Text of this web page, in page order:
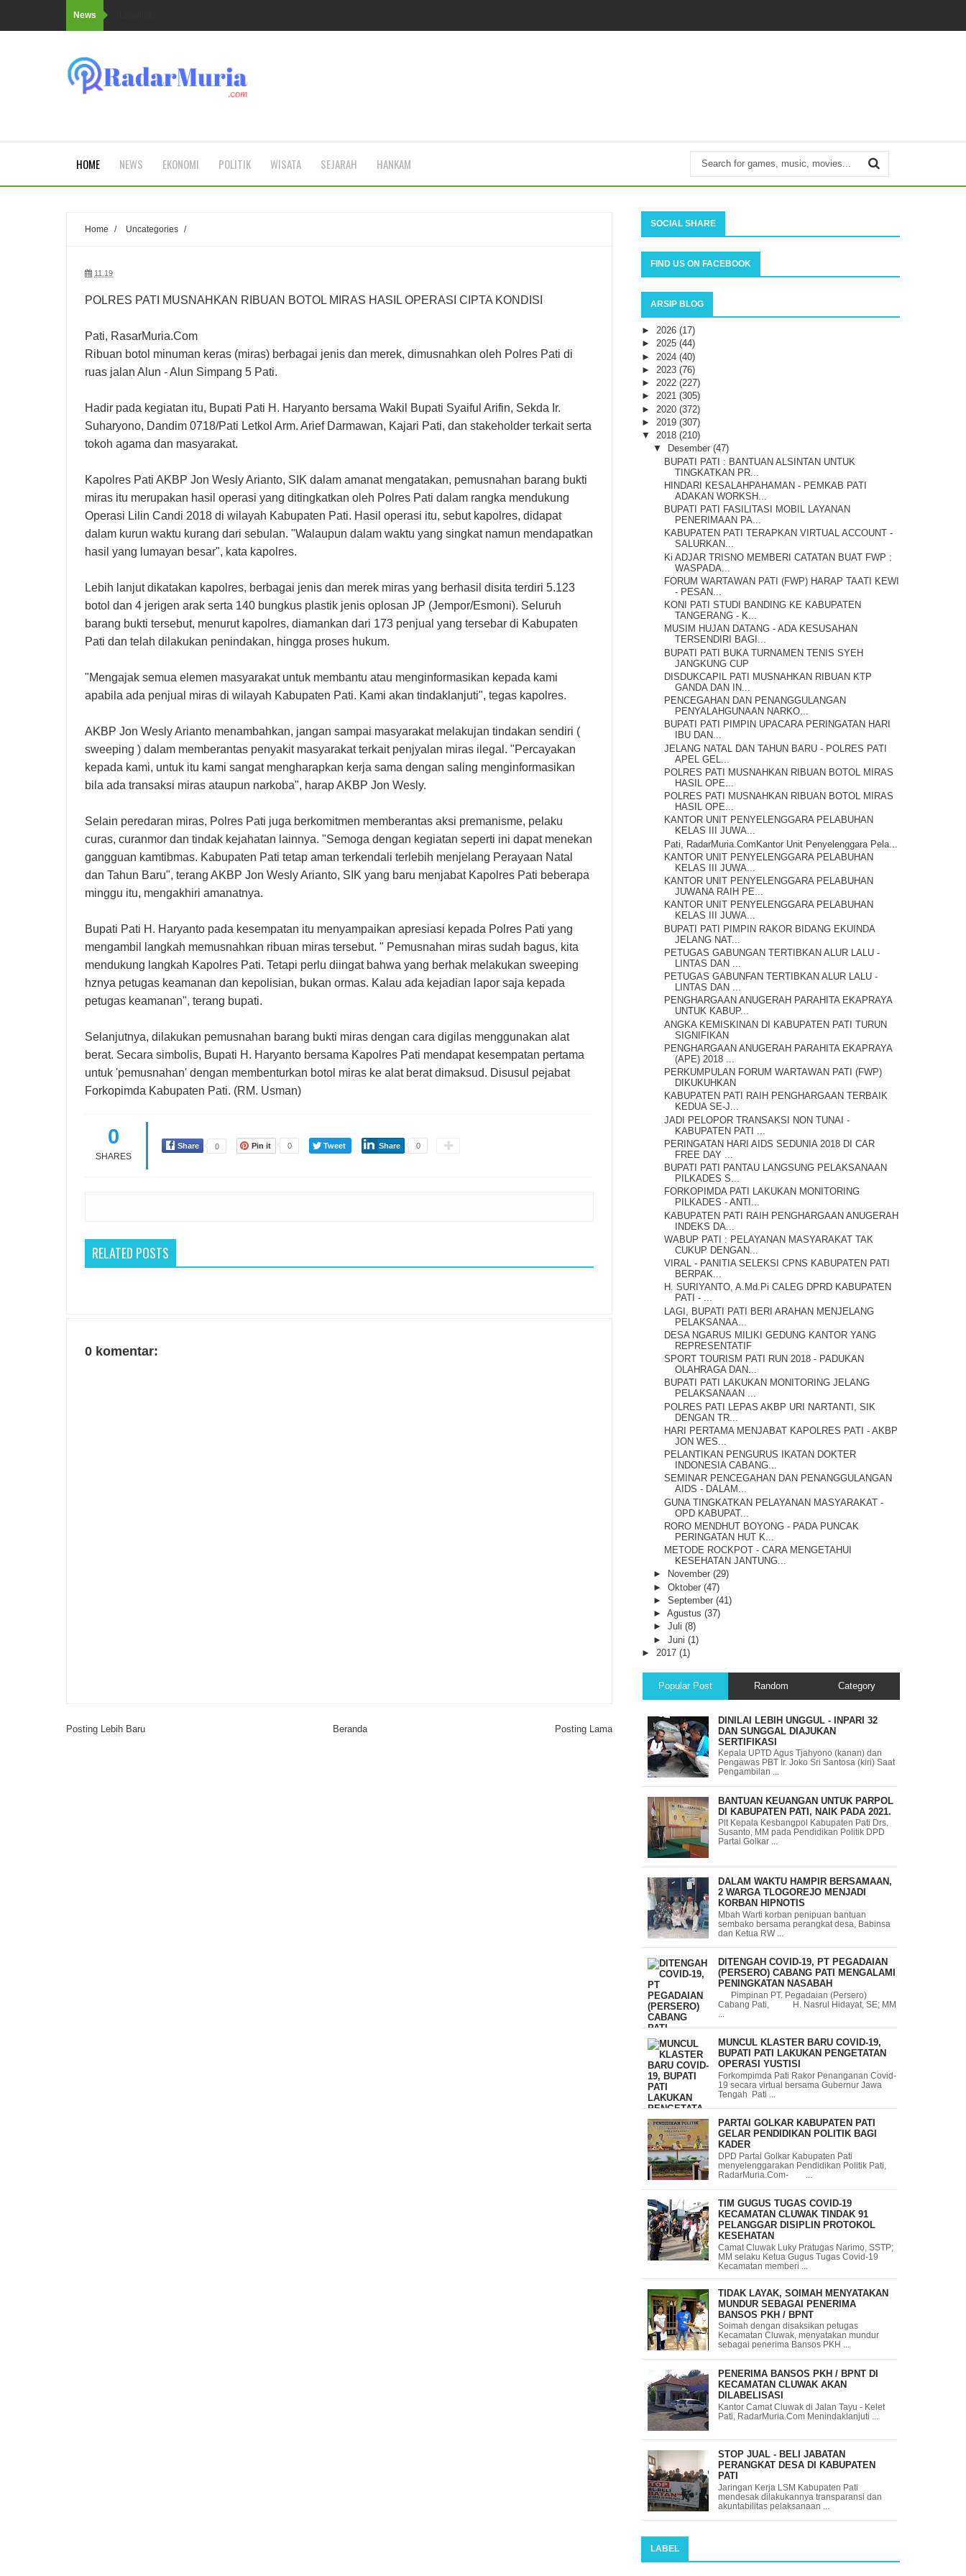
News
HOME NEWS EKONOMI POLITIK WISATA SEJARAH HANKAM
Home / Uncategories /
11.19
POLRES PATI MUSNAHKAN RIBUAN BOTOL MIRAS HASIL OPERASI CIPTA KONDISI
Pati, RasarMuria.Com
Ribuan botol minuman keras (miras) berbagai jenis dan merek, dimusnahkan oleh Polres Pati di
ruas jalan Alun - Alun Simpang 5 Pati.
Hadir pada kegiatan itu, Bupati Pati H. Haryanto bersama Wakil Bupati Syaiful Arifin, Sekda Ir.
Suharyono, Dandim 0718/Pati Letkol Arm. Arief Darmawan, Kajari Pati, dan stakeholder terkait serta
tokoh agama dan masyarakat.
Kapolres Pati AKBP Jon Wesly Arianto, SIK dalam amanat mengatakan, pemusnahan barang bukti
miras itu merupakan hasil operasi yang ditingkatkan oleh Polres Pati dalam rangka mendukung
Operasi Lilin Candi 2018 di wilayah Kabupaten Pati. Hasil operasi itu, sebut kapolres, didapat
dalam kurun waktu kurang dari sebulan. "Walaupun dalam waktu yang singkat namun mendapatkan
hasil yang lumayan besar", kata kapolres.
Lebih lanjut dikatakan kapolres, berbagai jenis dan merek miras yang berhasil disita terdiri 5.123
botol dan 4 jerigen arak serta 140 bungkus plastik jenis oplosan JP (Jempor/Esmoni). Seluruh
barang bukti tersebut, menurut kapolres, diamankan dari 173 penjual yang tersebar di Kabupaten
Pati dan telah dilakukan penindakan, hingga proses hukum.
"Mengajak semua elemen masyarakat untuk membantu atau menginformasikan kepada kami
apabila ada penjual miras di wilayah Kabupaten Pati. Kami akan tindaklanjuti", tegas kapolres.
AKBP Jon Wesly Arianto menambahkan, jangan sampai masyarakat melakujan tindakan sendiri (
sweeping ) dalam memberantas penyakit masyarakat terkait penjyalan miras ilegal. "Percayakan
kepada kami, untuk itu kami sangat mengharapkan kerja sama dengan saling menginformasikan
bila ada transaksi miras ataupun narkoba", harap AKBP Jon Wesly.
Selain peredaran miras, Polres Pati juga berkomitmen memberantas aksi premanisme, pelaku
curas, curanmor dan tindak kejahatan lainnya. "Semoga dengan kegiatan seperti ini dapat menekan
gangguan kamtibmas. Kabupaten Pati tetap aman terkendali terlebih menjelang Perayaan Natal
dan Tahun Baru", terang AKBP Jon Wesly Arianto, SIK yang baru menjabat Kapolres Pati beberapa
minggu itu, mengakhiri amanatnya.
Bupati Pati H. Haryanto pada kesempatan itu menyampaikan apresiasi kepada Polres Pati yang
mengambil langkah memusnahkan ribuan miras tersebut. " Pemusnahan miras sudah bagus, kita
mendukung langkah Kapolres Pati. Tetapi perlu diingat bahwa yang berhak melakukan sweeping
hznya petugas keamanan dan kepolisian, bukan ormas. Kalau ada kejadian lapor saja kepada
petugas keamanan", terang bupati.
Selanjutnya, dilakukan pemusnahan barang bukti miras dengan cara digilas menggunakan alat
berat. Secara simbolis, Bupati H. Haryanto bersama Kapolres Pati mendapat kesempatan pertama
untuk 'pemusnahan' dengan membenturkan botol miras ke alat berat dimaksud. Disusul pejabat
Forkopimda Kabupaten Pati. (RM. Usman)
0
SHARES
Share 0 Pin it 0 Tweet Share 0
RELATED POSTS
0 komentar:
Posting Lebih Baru Posting Lama
Beranda
SOCIAL SHARE
FIND US ON FACEBOOK
ARSIP BLOG
► 2026 (17)
► 2025 (44)
► 2024 (40)
► 2023 (76)
► 2022 (227)
► 2021 (305)
► 2020 (372)
► 2019 (307)
▼ 2018 (210)
▼
Desember (47)
BUPATI PATI : BANTUAN ALSINTAN UNTUK
TINGKATKAN PR...
HINDARI KESALAHPAHAMAN - PEMKAB PATI
ADAKAN WORKSH...
BUPATI PATI FASILITASI MOBIL LAYANAN
PENERIMAAN PA...
KABUPATEN PATI TERAPKAN VIRTUAL ACCOUNT -
SALURKAN...
Ki ADJAR TRISNO MEMBERI CATATAN BUAT FWP :
WASPADA...
FORUM WARTAWAN PATI (FWP) HARAP TAATI KEWI
- PESAN...
KONI PATI STUDI BANDING KE KABUPATEN
TANGERANG - K...
MUSIM HUJAN DATANG - ADA KESUSAHAN
TERSENDIRI BAGI...
BUPATI PATI BUKA TURNAMEN TENIS SYEH
JANGKUNG CUP
DISDUKCAPIL PATI MUSNAHKAN RIBUAN KTP
GANDA DAN IN...
PENCEGAHAN DAN PENANGGULANGAN
PENYALAHGUNAAN NARKO...
BUPATI PATI PIMPIN UPACARA PERINGATAN HARI
IBU DAN...
JELANG NATAL DAN TAHUN BARU - POLRES PATI
APEL GEL...
POLRES PATI MUSNAHKAN RIBUAN BOTOL MIRAS
HASIL OPE...
POLRES PATI MUSNAHKAN RIBUAN BOTOL MIRAS
HASIL OPE...
KANTOR UNIT PENYELENGGARA PELABUHAN
KELAS III JUWA...
Pati, RadarMuria.ComKantor Unit Penyelenggara Pela...
KANTOR UNIT PENYELENGGARA PELABUHAN
KELAS III JUWA...
KANTOR UNIT PENYELENGGARA PELABUHAN
JUWANA RAIH PE...
KANTOR UNIT PENYELENGGARA PELABUHAN
KELAS III JUWA...
BUPATI PATI PIMPIN RAKOR BIDANG EKUINDA
JELANG NAT...
PETUGAS GABUNGAN TERTIBKAN ALUR LALU -
LINTAS DAN ...
PETUGAS GABUNFAN TERTIBKAN ALUR LALU -
LINTAS DAN ...
PENGHARGAAN ANUGERAH PARAHITA EKAPRAYA
UNTUK KABUP...
ANGKA KEMISKINAN DI KABUPATEN PATI TURUN
SIGNIFIKAN
PENGHARGAAN ANUGERAH PARAHITA EKAPRAYA
(APE) 2018 ...
PERKUMPULAN FORUM WARTAWAN PATI (FWP)
DIKUKUHKAN
KABUPATEN PATI RAIH PENGHARGAAN TERBAIK
KEDUA SE-J...
JADI PELOPOR TRANSAKSI NON TUNAI -
KABUPATEN PATI ...
PERINGATAN HARI AIDS SEDUNIA 2018 DI CAR
FREE DAY ...
BUPATI PATI PANTAU LANGSUNG PELAKSANAAN
PILKADES S...
FORKOPIMDA PATI LAKUKAN MONITORING
PILKADES - ANTI...
KABUPATEN PATI RAIH PENGHARGAAN ANUGERAH
INDEKS DA...
WABUP PATI : PELAYANAN MASYARAKAT TAK
CUKUP DENGAN...
VIRAL - PANITIA SELEKSI CPNS KABUPATEN PATI
BERPAK...
H. SURIYANTO, A.Md.Pi CALEG DPRD KABUPATEN
PATI - ...
LAGI, BUPATI PATI BERI ARAHAN MENJELANG
PELAKSANAA...
DESA NGARUS MILIKI GEDUNG KANTOR YANG
REPRESENTATIF
SPORT TOURISM PATI RUN 2018 - PADUKAN
OLAHRAGA DAN...
BUPATI PATI LAKUKAN MONITORING JELANG
PELAKSANAAN ...
POLRES PATI LEPAS AKBP URI NARTANTI, SIK
DENGAN TR...
HARI PERTAMA MENJABAT KAPOLRES PATI - AKBP
JON WES...
PELANTIKAN PENGURUS IKATAN DOKTER
INDONESIA CABANG...
SEMINAR PENCEGAHAN DAN PENANGGULANGAN
AIDS - DALAM...
GUNA TINGKATKAN PELAYANAN MASYARAKAT -
OPD KABUPAT...
RORO MENDHUT BOYONG - PADA PUNCAK
PERINGATAN HUT K...
METODE ROCKPOT - CARA MENGETAHUI
KESEHATAN JANTUNG...
►
November (29)
► Oktober (47)
► September (41)
► Agustus (37)
► Juli (8)
► Juni (1)
► 2017 (1)
Popular Post Random Category
DINILAI LEBIH UNGGUL - INPARI 32
DAN SUNGGAL DIAJUKAN
SERTIFIKASI
Kepala UPTD Agus Tjahyono (kanan) dan
Pengawas PBT Ir. Joko Sri Santosa (kiri) Saat
Pengambilan ...
BANTUAN KEUANGAN UNTUK PARPOL
DI KABUPATEN PATI, NAIK PADA 2021.
Plt Kepala Kesbangpol Kabupaten Pati Drs.
Susanto, MM pada Pendidikan Politik DPD
Partai Golkar ...
DALAM WAKTU HAMPIR BERSAMAAN,
2 WARGA TLOGOREJO MENJADI
KORBAN HIPNOTIS
Mbah Warti korban penipuan bantuan
sembako bersama perangkat desa, Babinsa
dan Ketua RW ...
DITENGAH COVID-19, PT PEGADAIAN
(PERSERO) CABANG PATI MENGALAMI
PENINGKATAN NASABAH
Pimpinan PT. Pegadaian (Persero)
Cabang Pati, H. Nasrul Hidayat, SE; MM
MUNCUL KLASTER BARU COVID-19,
BUPATI PATI LAKUKAN PENGETATAN
OPERASI YUSTISI
Forkompimda Pati Rakor Penanganan Covid-
19 secara virtual bersama Gubernur Jawa
Tengah Pati ...
PARTAI GOLKAR KABUPATEN PATI
GELAR PENDIDIKAN POLITIK BAGI
KADER
DPD Partai Golkar Kabupaten Pati
menyelenggarakan Pendidikan Politik Pati,
RadarMuria.Com- ...
TIM GUGUS TUGAS COVID-19
KECAMATAN CLUWAK TINDAK 91
PELANGGAR DISIPLIN PROTOKOL
KESEHATAN
Camat Cluwak Luky Pratugas Narimo, SSTP;
MM selaku Ketua Gugus Tugas Covid-19
Kecamatan memberi ...
TIDAK LAYAK, SOIMAH MENYATAKAN
MUNDUR SEBAGAI PENERIMA
BANSOS PKH / BPNT
Soimah dengan disaksikan petugas
Kecamatan Cluwak, menyatakan mundur
sebagai penerima Bansos PKH ...
PENERIMA BANSOS PKH / BPNT DI
KECAMATAN CLUWAK AKAN
DILABELISASI
Kantor Camat Cluwak di Jalan Tayu - Kelet
Pati, RadarMuria.Com Menindaklanjuti ...
STOP JUAL - BELI JABATAN
PERANGKAT DESA DI KABUPATEN
PATI
Jaringan Kerja LSM Kabupaten Pati
mendesak dilakukannya transparansi dan
akuntabilitas pelaksanaan ...
LABEL